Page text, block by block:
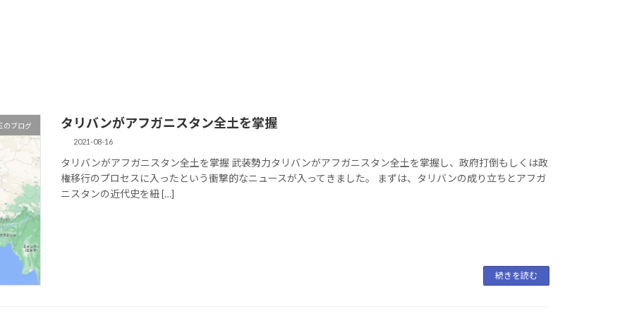
のブログ タリバンがアフガニスタン全土を掌握
2021-08-16
タリバンがアフガニスタン全土を掌握 武装勢力タリバンがアフガニスタン全土を掌握し、政府打倒もしくは政
権移行のプロセスに入ったという衝撃的なニュースが入ってきました。 まずは、タリバンの成り立ちとアフガ
ニスタンの近代史を紐 […]
続きを読む